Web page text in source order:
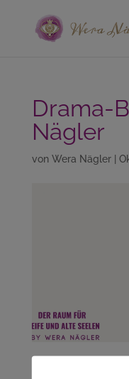
Drama-
Nägler
von Wera Nägler|